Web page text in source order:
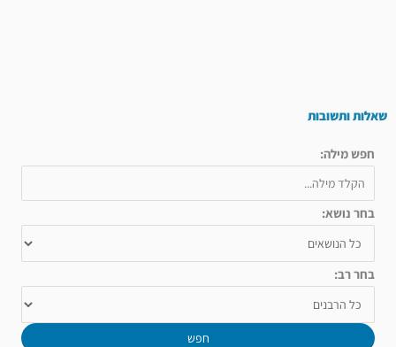
שאלות ותשובות
חפש מילה:
בחר נושא:
בחר רב:
חפש